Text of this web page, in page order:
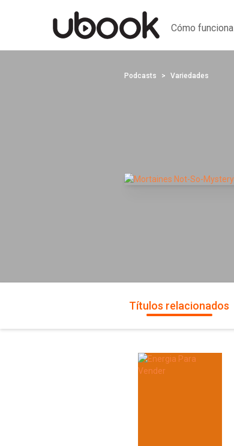
Cómo funciona
Podcasts Variedades
Títulos relacionados